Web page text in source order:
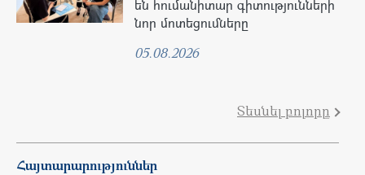
են հումանիտար գիտությունների
նոր մոտեցումները
05.08.2026
Տեսնել բոլորը
Հայտարարություններ